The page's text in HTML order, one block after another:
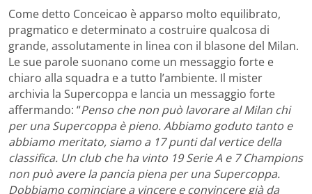
Come detto Conceicao è apparso molto equilibrato,
pragmatico e determinato a costruire qualcosa di
grande, assolutamente in linea con il blasone del Milan.
Le sue parole suonano come un messaggio forte e
chiaro alla squadra e a tutto l’ambiente. Il mister
archivia la Supercoppa e lancia un messaggio forte
affermando: “Penso che non può lavorare al Milan chi
per una Supercoppa è pieno. Abbiamo goduto tanto e
abbiamo meritato, siamo a 17 punti dal vertice della
classifica. Un club che ha vinto 19 Serie A e 7 Champions
non può avere la pancia piena per una Supercoppa.
Dobbiamo cominciare a vincere e convincere già da